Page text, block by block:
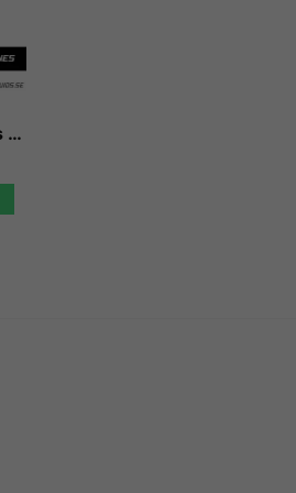
Blackcurrant Tunes - Flavour Boss